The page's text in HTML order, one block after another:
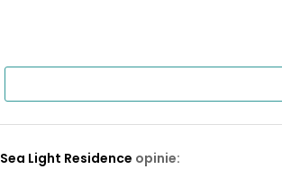
Sea Light Residence opinie: